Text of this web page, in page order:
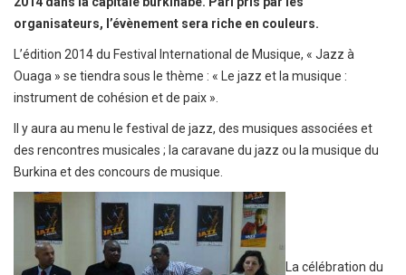
organisateurs, l’évènement sera riche en couleurs.
L’édition 2014 du Festival International de Musique, « Jazz à
Ouaga » se tiendra sous le thème : « Le jazz et la musique :
instrument de cohésion et de paix ».
Il y aura au menu le festival de jazz, des musiques associées et
des rencontres musicales ; la caravane du jazz ou la musique du
Burkina et des concours de musique.
La célébration du